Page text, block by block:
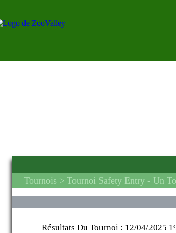
Tournois > Tournoi Safety Entry - Un
Résultats Du Tournoi : 12/04/2025